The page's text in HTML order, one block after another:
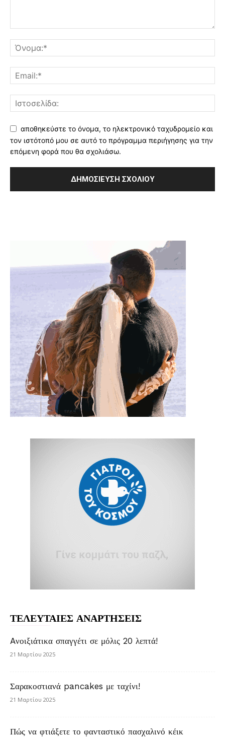
αποθηκεύστε το όνομα, το ηλεκτρονικό ταχυδρομείο και
τον ιστότοπό μου σε αυτό το πρόγραμμα περιήγησης για την
επόμενη φορά που θα σχολιάσω.
ΤΕΛΕΥΤΑΙΕΣ ΑΝΑΡΤΗΣΕΙΣ
Aνοιξιάτικα σπαγγέτι σε μόλις 20 λεπτά!
21 Μαρτίου 2025
Σαρακοστιανά pancakes με ταχίνι!
21 Μαρτίου 2025
Πώς να φτιάξετε το φανταστικό πασχαλινό κέικ